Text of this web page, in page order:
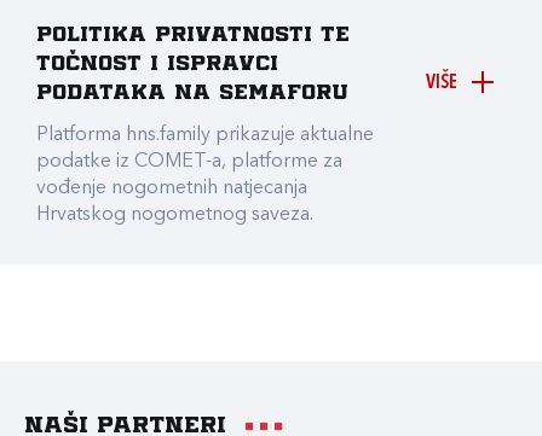
VIŠE
Politika privatnosti te
točnost i ispravci
podataka na Semaforu
Platforma hns.family prikazuje aktualne
podatke iz COMET-a, platforme za
vođenje nogometnih natjecanja
Hrvatskog nogometnog saveza.
Naši partneri